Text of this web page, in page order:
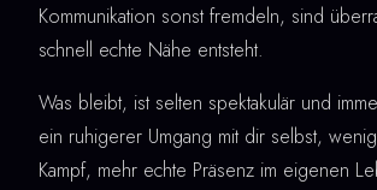
Kommunikation sonst fremdeln, sind
schnell echte Nähe entsteht.
Was bleibt, ist selten spektakulär und
ein ruhigerer Umgang mit dir selbst,
Kampf, mehr echte Präsenz im eigenen